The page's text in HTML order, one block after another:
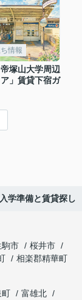
情報
塚山大学周辺
ア」賃貸下宿ガ
学準備と賃貸探し
駒市
桜井市
相楽郡精華町
町
富雄北